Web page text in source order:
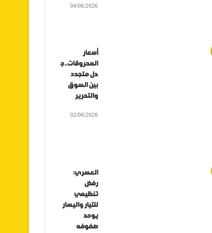
04/06/2026
أسعار
المحروقات..ج
دل متجدد
بين السوق
والتحرير
02/06/2026
العسري:
رفض
تنظيمي
للتيار واليسار
يوحد
صفوفه